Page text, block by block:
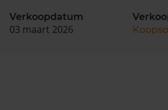
Verkoopdatum
03 maart 2026